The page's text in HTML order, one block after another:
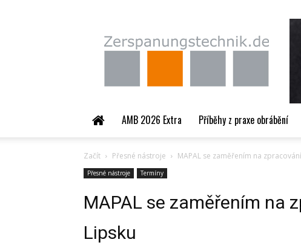
Zerspanungstechnik.de
AMB 2026 Extra Příběhy z praxe obrábění
Začít Přesné nástroje MAPAL se zaměřením na
Přesné nástroje Termíny
MAPAL se zaměřením na
Lipsku